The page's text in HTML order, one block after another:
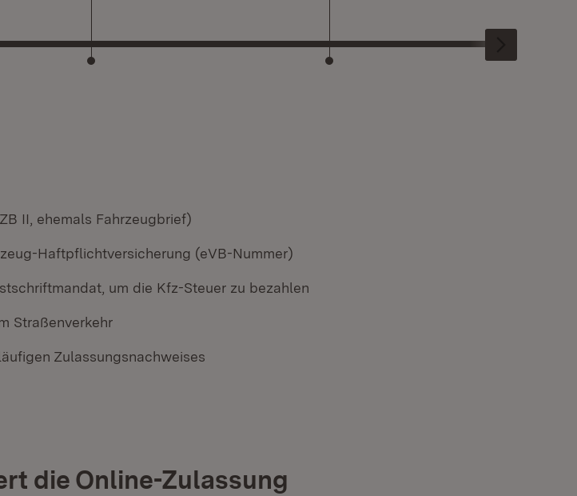
II, ehemals Fahrzeugbrief)
Haftpflichtversicherung (eVB-Nummer)
um die Kfz-Steuer zu bezahlen
Straßenverkehr
Zulassungsnachweises
die Online-Zulassung